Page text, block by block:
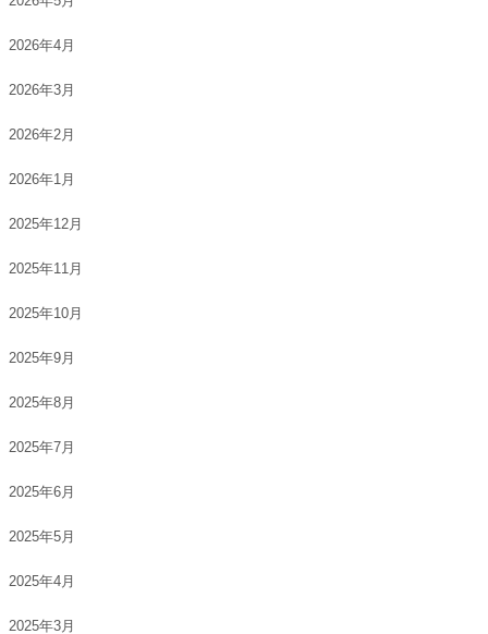
2026年4月
2026年3月
2026年2月
2026年1月
2025年12月
2025年11月
2025年10月
2025年9月
2025年8月
2025年7月
2025年6月
2025年5月
2025年4月
2025年3月